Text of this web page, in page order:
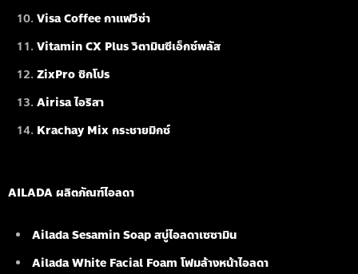
Visa Coffee กาแฟวีซ่า
Vitamin CX Plus วิตามินซีเอ็กซ์พลัส
ZixPro ซิกโปร
Airisa ไอริสา
Krachay Mix กระชายมิกซ์
AILADA ผลิตภัณฑ์ไอลดา
Ailada Sesamin Soapสบู่ไอลดาเซซามิน
Ailada White Facial Foamโฟมล้างหน้าไอลดา